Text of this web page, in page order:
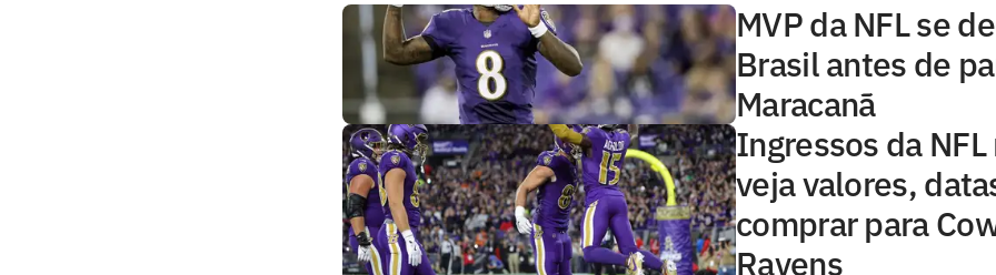
MVP da NFL se
Brasil antes de
Maracanã
Ingressos da NFL
veja valores,
comprar para
Ravens